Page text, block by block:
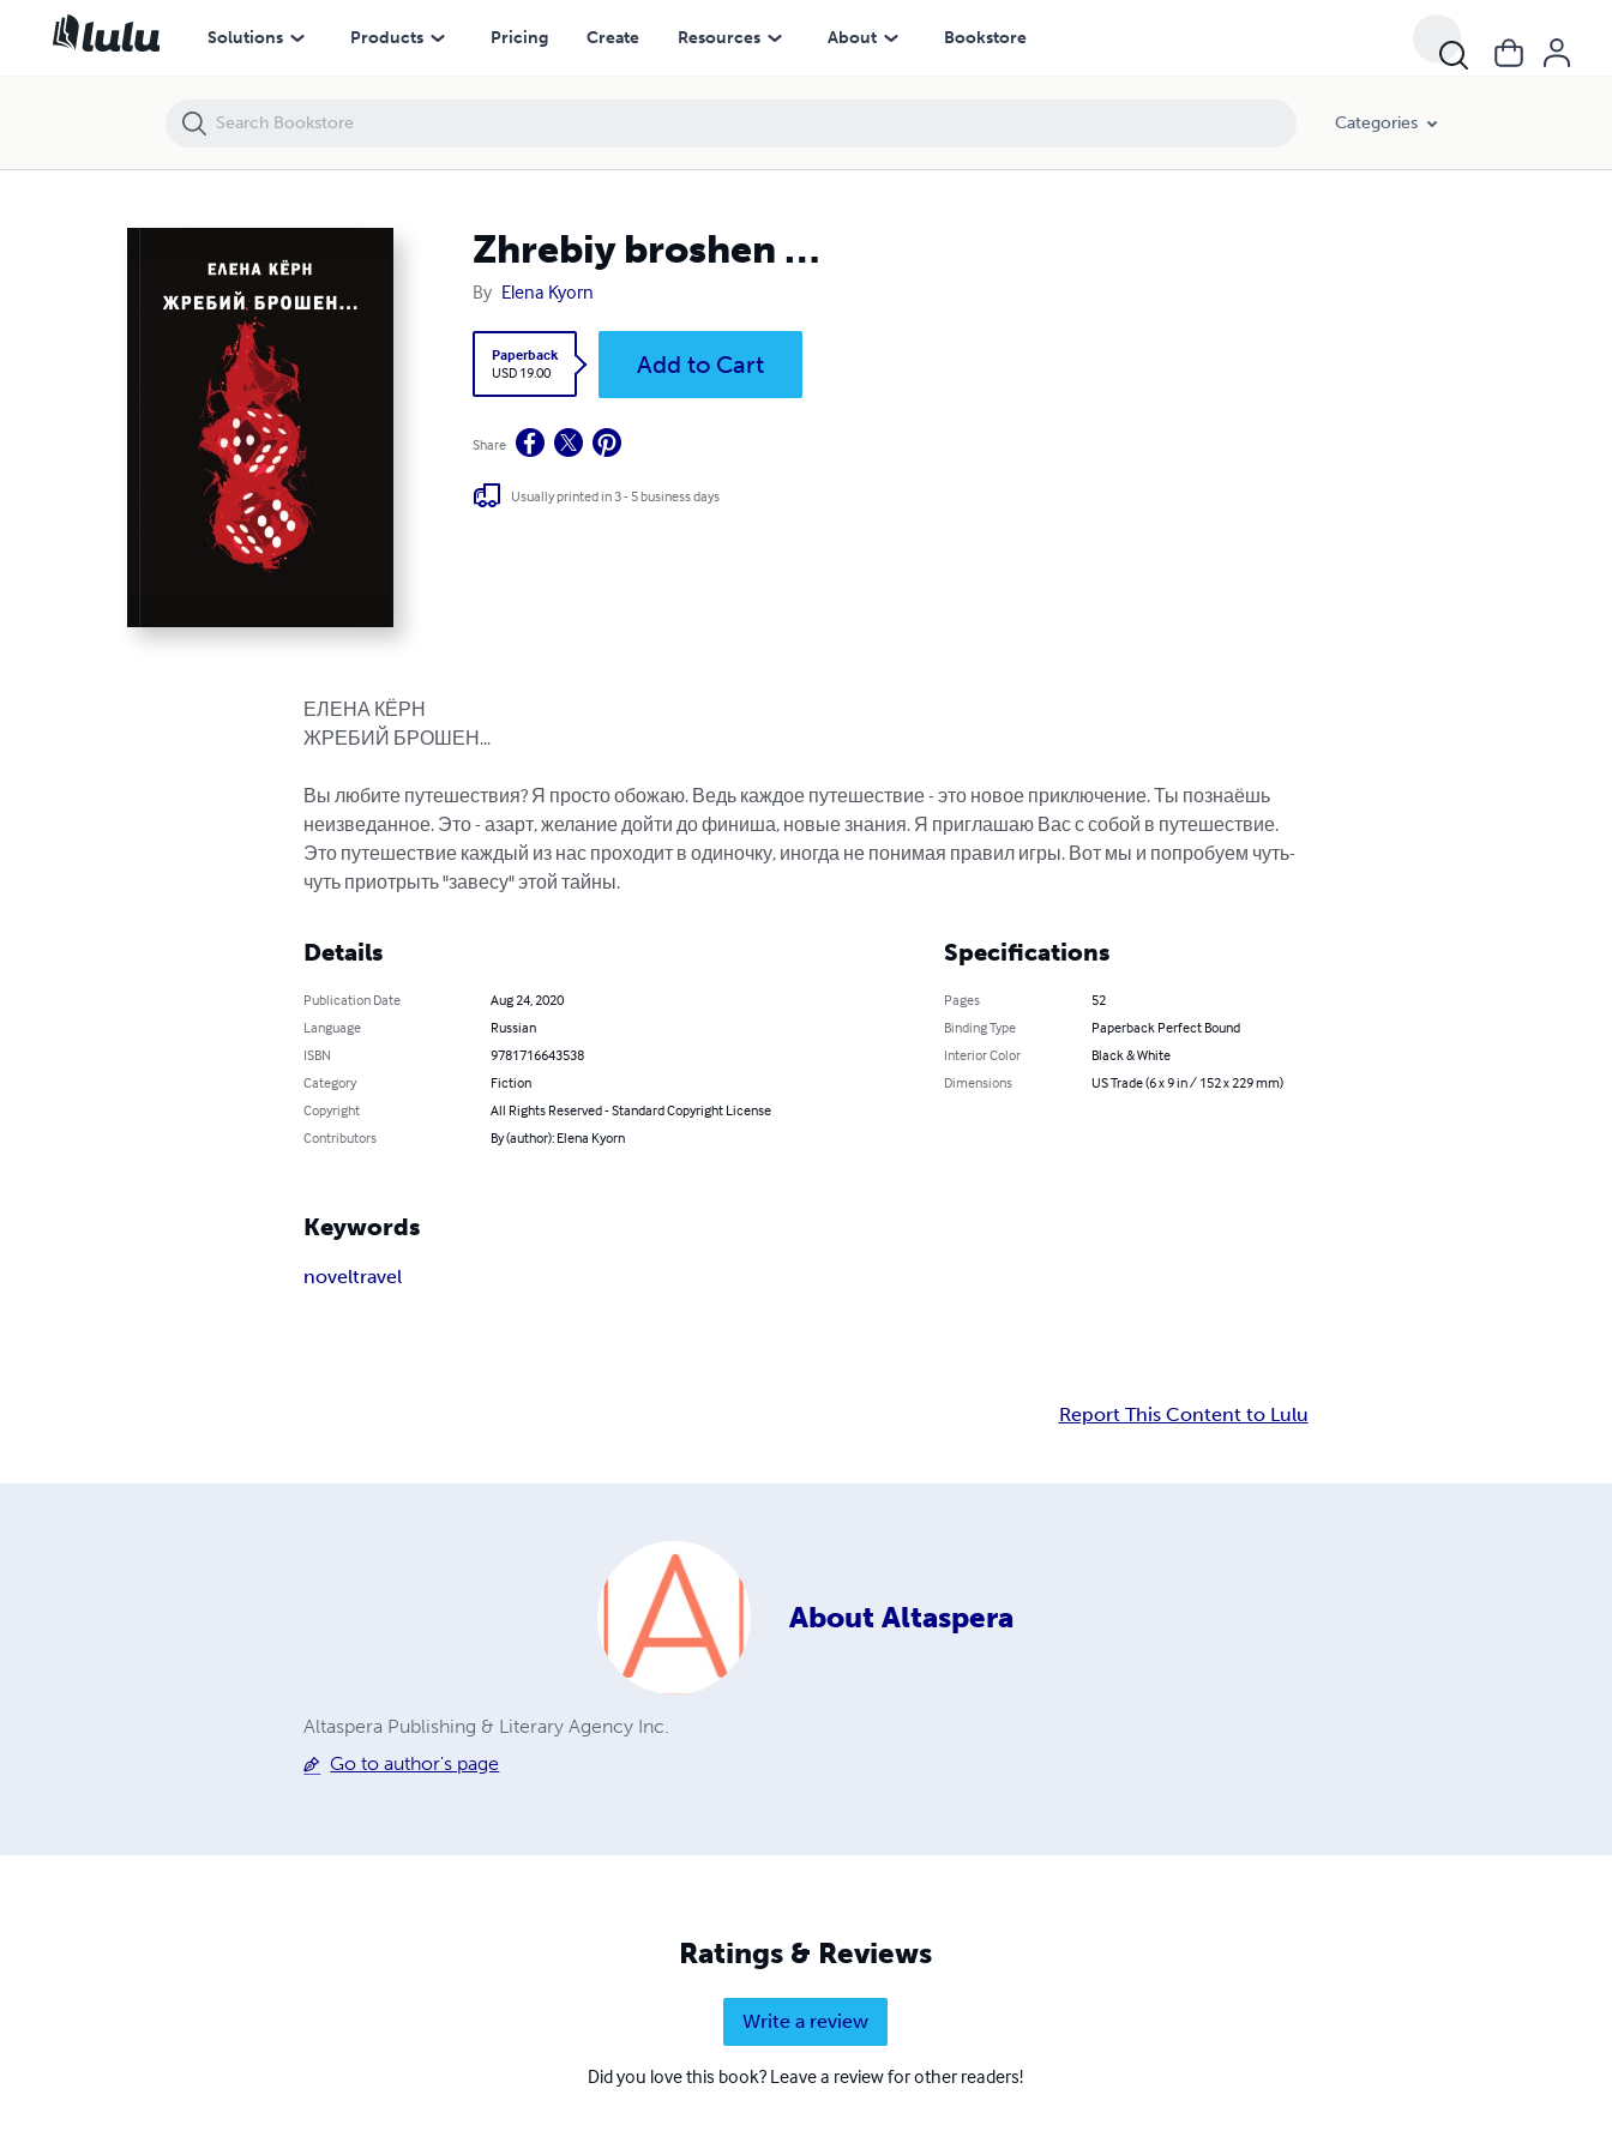
Solutions Products Pricing Create Resources About Bookstore
Categories
Zhrebiy broshen …
By Elena Kyorn
Paperback
USD 19.00
Add to Cart
Share
Usually printed in 3 - 5 business days
ЕЛЕНА КЁРН
ЖРЕБИЙ БРОШЕН...
Вы любите путешествия? Я просто обожаю. Ведь каждое путешествие - это новое приключение. Ты познаёшь
неизведанное. Это - азарт, желание дойти до финиша, новые знания. Я приглашаю Вас с собой в путешествие.
Это путешествие каждый из нас проходит в одиночку, иногда не понимая правил игры. Вот мы и попробуем чуть-
чуть приотрыть "завесу" этой тайны.
Details
Publication Date
Aug 24, 2020
Language
Russian
ISBN
9781716643538
Category
Fiction
Copyright
All Rights Reserved - Standard Copyright License
Contributors
By (author): Elena Kyorn
Specifications
Pages
52
Binding Type
Paperback Perfect Bound
Interior Color
Black & White
Dimensions
US Trade (6 x 9 in / 152 x 229 mm)
Keywords
noveltravel
Report This Content to Lulu
About Altaspera
Altaspera Publishing & Literary Agency Inc.
Go to author's page
Ratings & Reviews
Write a review
Did you love this book? Leave a review for other readers!
Zhrebiy broshen …